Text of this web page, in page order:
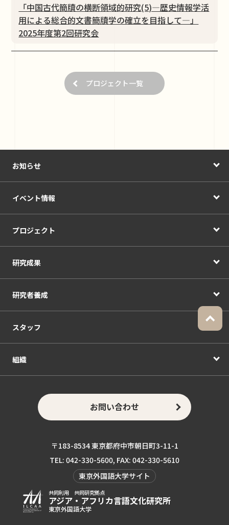
「中国古代簡牘の横断領域的研究(5)―歴史情報学活
⽤による総合的⽂書簡牘学の確⽴を⽬指して―」
2025年度第2回研究会
プロジェクト一覧
お知らせ
イベント情報
プロジェクト
研究成果
研究者養成
スタッフ
組織
お問い合わせ
〒183-8534 東京都府中市朝日町3-11-1
TEL: 042-330-5600, FAX: 042-330-5610
東京外国語大学サイト
共同利用 共同研究拠点
アジア・アフリカ言語文化研究所
東京外国語大学